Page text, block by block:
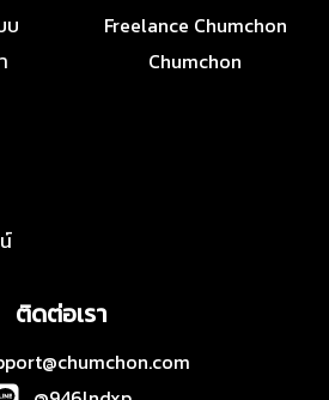
บ
Freelance Chumchon
Chumchon
ติดต่อเรา